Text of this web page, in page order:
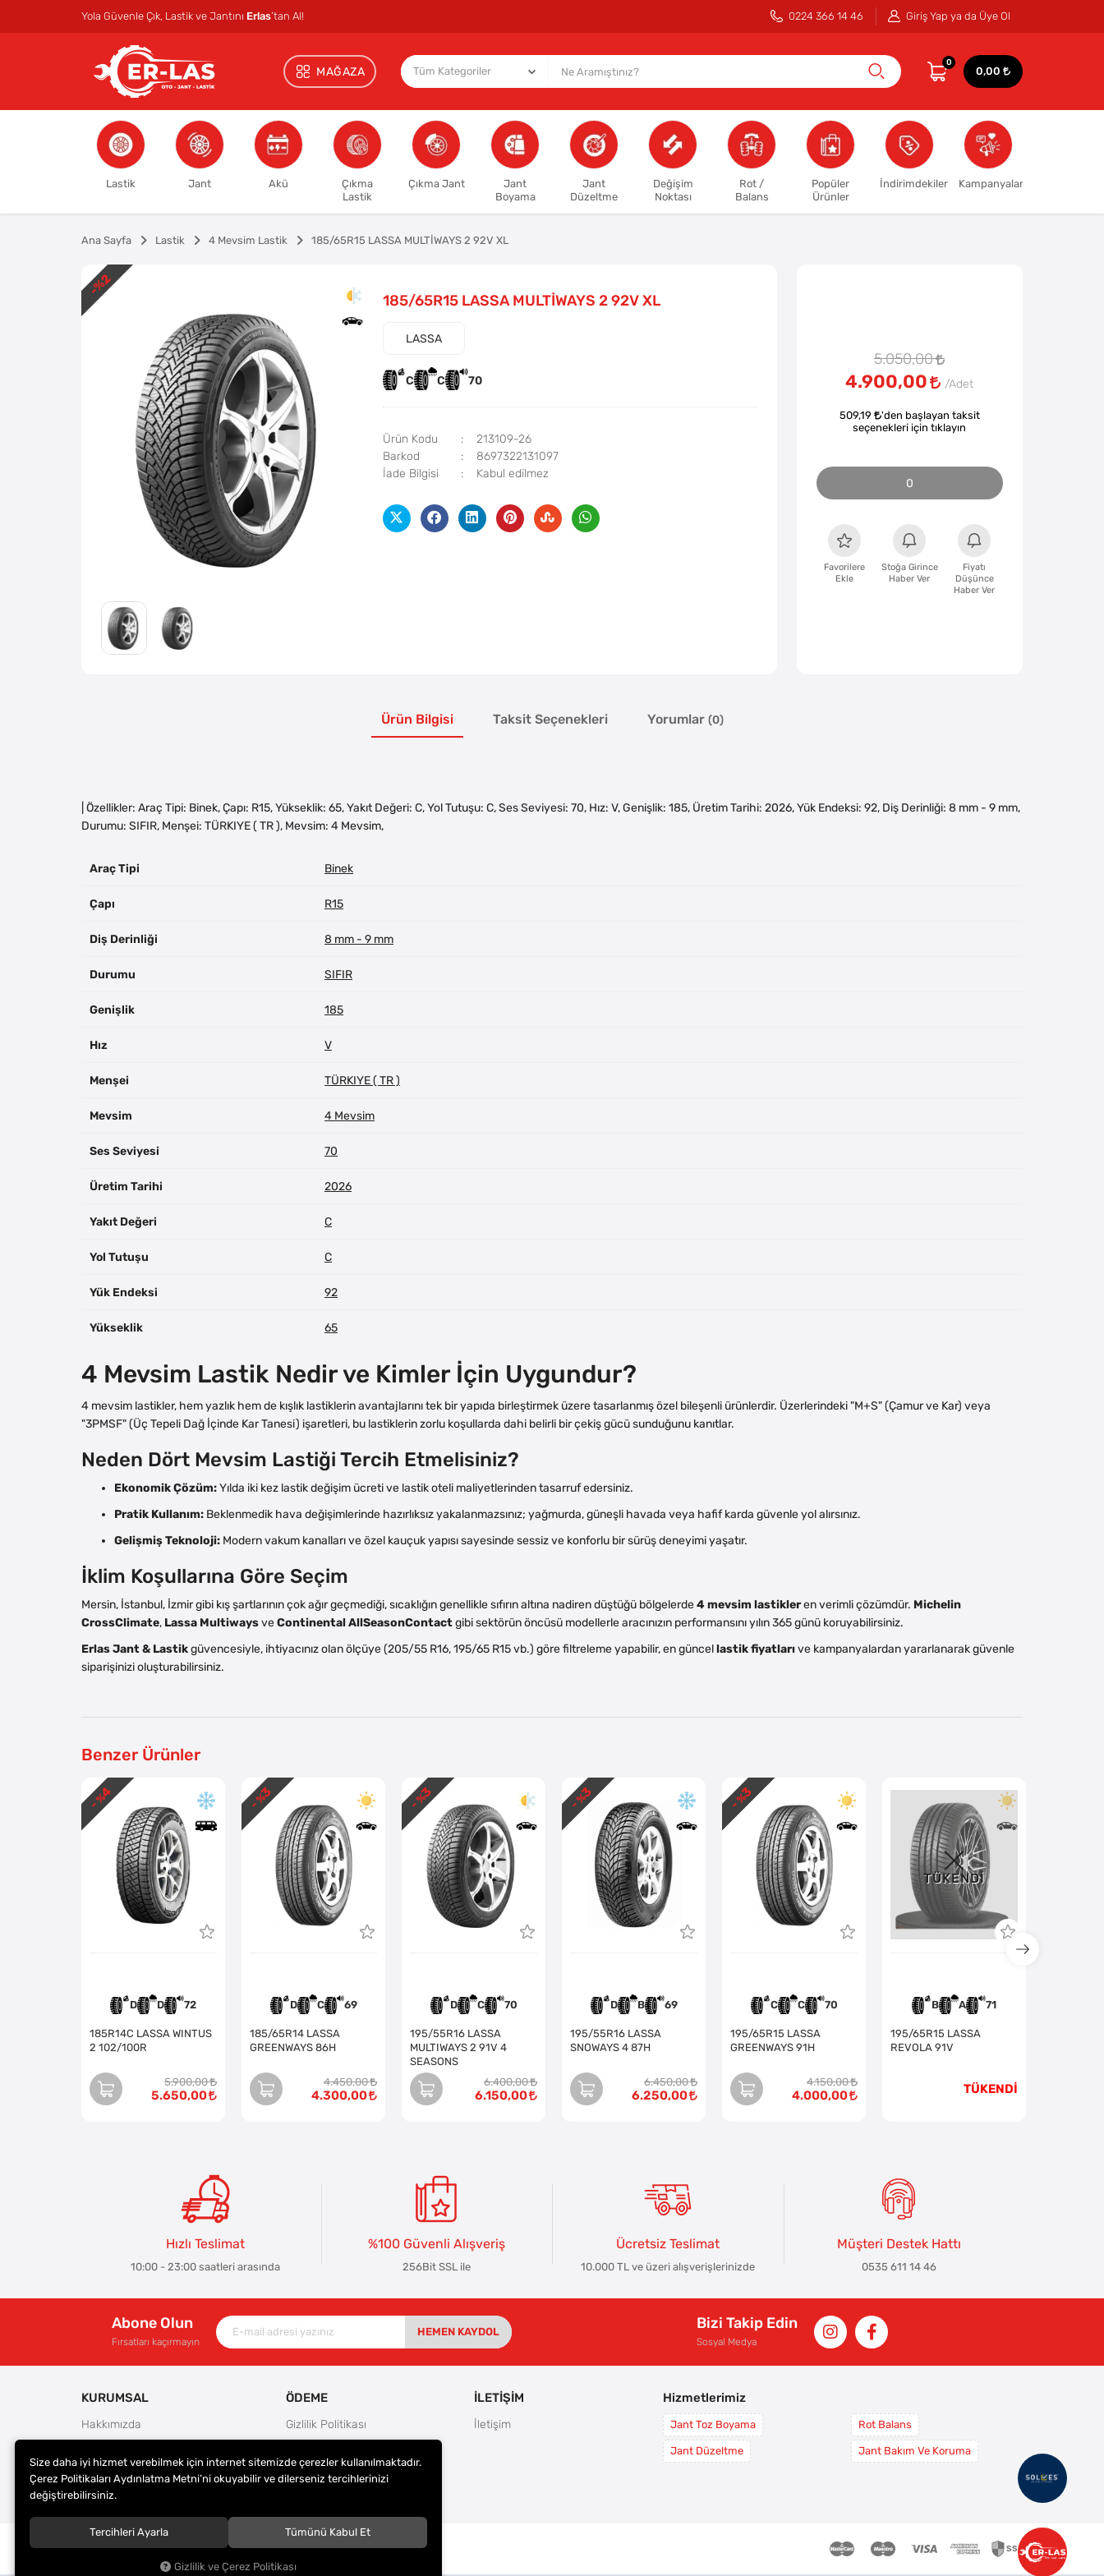
Yola Güvenle Çık, Lastik ve Jantını Erlas’tan Al! 0224 366 14 46 Giriş Yap ya da Üye Ol
MAĞAZA
0
0,00
Lastik Jant Akü
Çıkma
Lastik
Çıkma Jant
Jant
Boyama
Jant
Düzeltme
Değişim
Noktası
Rot /
Balans
Popüler
Ürünler
İndirimdekiler Kampanyalar
Ana Sayfa Lastik 4 Mevsim Lastik 185/65R15 LASSA MULTİWAYS 2 92V XL
185/65R15 LASSA MULTİWAYS 2 92V XL
LASSA
C C 70
Ürün Kodu
213109-26
Barkod
8697322131097
İade Bilgisi
5.050,00
-
%2
4.900,00
509,19
'den başlayan taksit
seçenekleri için tıklayın
0
Favorilere
Ekle
Stoğa Girince
Haber Ver
Fiyatı
Düşünce
Haber Ver
Ürün Bilgisi Taksit Seçenekleri Yorumlar (0)
| Özellikler: Araç Tipi: Binek, Çapı: R15, Yükseklik: 65, Yakıt Değeri: C, Yol Tutuşu: C, Ses Seviyesi: 70, Hız: V, Genişlik: 185, Üretim Tarihi: 2026, Yük Endeksi: 92, Diş Derinliği: 8 mm - 9 mm,
Durumu: SIFIR, Menşei: TÜRKIYE ( TR ), Mevsim: 4 Mevsim,
Araç Tipi Binek
Çapı R15
Diş Derinliği 8 mm - 9 mm
Durumu SIFIR
Genişlik 185
Hız V
Menşei TÜRKIYE ( TR )
Mevsim 4 Mevsim
Ses Seviyesi 70
Üretim Tarihi 2026
Yakıt Değeri C
Yol Tutuşu C
Yük Endeksi 92
Yükseklik 65
4 Mevsim Lastik Nedir ve Kimler İçin Uygundur?
4 mevsim lastikler, hem yazlık hem de kışlık lastiklerin avantajlarını tek bir yapıda birleştirmek üzere tasarlanmış özel bileşenli ürünlerdir. Üzerlerindeki "M+S" (Çamur ve Kar) veya
"3PMSF" (Üç Tepeli Dağ İçinde Kar Tanesi) işaretleri, bu lastiklerin zorlu koşullarda dahi belirli bir çekiş gücü sunduğunu kanıtlar.
Neden Dört Mevsim Lastiği Tercih Etmelisiniz?
Ekonomik Çözüm:Yılda iki kez lastik değişim ücreti ve lastik oteli maliyetlerinden tasarruf edersiniz.
Pratik Kullanım: Beklenmedik hava değişimlerinde hazırlıksız yakalanmazsınız; yağmurda, güneşli havada veya hafif karda güvenle yol alırsınız.
Gelişmiş Teknoloji: Modern vakum kanalları ve özel kauçuk yapısı sayesinde sessiz ve konforlu bir sürüş deneyimi yaşatır.
İklim Koşullarına Göre Seçim
Mersin, İstanbul, İzmir gibi kış şartlarının çok ağır geçmediği, sıcaklığın genellikle sıfırın altına nadiren düştüğü bölgelerde4 mevsim lastikleren verimli çözümdür. Michelin
CrossClimate, Lassa MultiwaysveContinental AllSeasonContactgibi sektörün öncüsü modellerle aracınızın performansını yılın 365 günü koruyabilirsiniz.
Erlas Jant & Lastikgüvencesiyle, ihtiyacınız olan ölçüye (205/55 R16, 195/65 R15 vb.) göre filtreleme yapabilir, en güncellastik fiyatlarıve kampanyalardan yararlanarak güvenle
siparişinizi oluşturabilirsiniz.
Benzer Ürünler
D D 72
185R14C LASSA WINTUS
2 102/100R
5.900,00
5.650,00
- %
4
D C 69
185/65R14 LASSA
GREENWAYS 86H
4.450,00
4.300,00
- %
3
D C 70
195/55R16 LASSA
MULTIWAYS 2 91V 4
SEASONS
6.400,00
6.150,00
- %
3
D B 69
195/55R16 LASSA
SNOWAYS 4 87H
6.450,00
6.250,00
- %
3
C C 70
195/65R15 LASSA
GREENWAYS 91H
4.150,00
4.000,00
- %
3
TÜKENDI
B A 71
195/65R15 LASSA
REVOLA 91V
TÜKENDİ
Hızlı Teslimat
10:00 - 23:00 saatleri arasında
%100 Güvenli Alışveriş
256Bit SSL ile
Ücretsiz Teslimat
10.000 TL ve üzeri alışverişlerinizde
Müşteri Destek Hattı
0535 611 14 46
Abone Olun
Fırsatları kaçırmayın
HEMEN KAYDOL
Bizi Takip Edin
Sosyal Medya
KURUMSAL
Hakkımızda
Teslimat ve İade Şartları
Kargo Seçenekleri
ÖDEME
Gizlilik Politikası
Ödeme Seçenekleri
İLETİŞİM
İletişim
Hizmetlerimiz
Jant Toz Boyama
Jant Düzeltme
Rot Balans
Jant Bakım Ve Koruma
ER-LAS Oto Jant ve Lastik - Yunus ULAŞ
Size daha iyi hizmet verebilmek için internet sitemizde çerezler kullanılmaktadır.
Çerez Politikaları Aydınlatma Metni’ni okuyabilir ve dilerseniz tercihlerinizi
değiştirebilirsiniz.
Tercihleri Ayarla Tümünü Kabul Et
Gizlilik ve Çerez Politikası